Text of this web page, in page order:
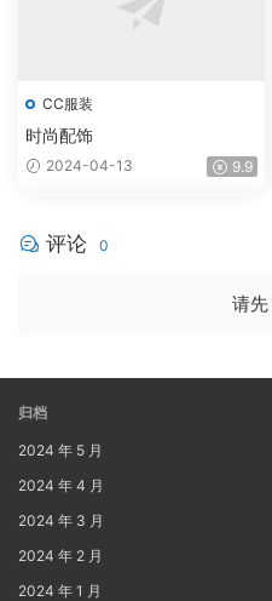
CC服装
时尚配饰
2024-04-13 9.9
评论 0
请先
归档
2024 年 5 月
2024 年 4 月
2024 年 3 月
2024 年 2 月
2024 年 1 月